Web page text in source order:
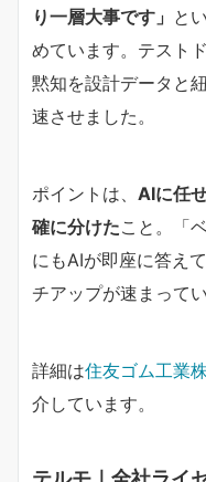
り一層大事です」​ と
めています。テスト
黙知を設計データと
速させました。
ポイントは、​ AIに任
確に分けた​こと。「
にもAIが即座に答え
チアップが速まってい
詳細は住友ゴム工業
介しています。